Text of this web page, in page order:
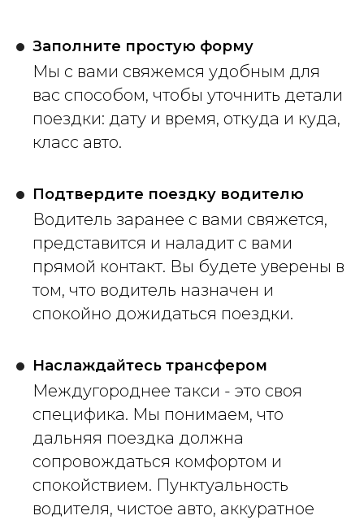
Заполните простую форму
Мы с вами свяжемся удобным для
вас способом, чтобы уточнить детали
поездки: дату и время, откуда и куда,
класс авто.
Подтвердите поездку водителю
Водитель заранее с вами свяжется,
представится и наладит с вами
прямой контакт. Вы будете уверены в
том, что водитель назначен и
спокойно дожидаться поездки.
Наслаждайтесь трансфером
Междугороднее такси - это своя
специфика. Мы понимаем, что
дальняя поездка должна
сопровождаться комфортом и
спокойствием. Пунктуальность
водителя, чистое авто, аккуратное